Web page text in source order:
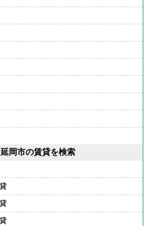
岡市の賃貸を検索